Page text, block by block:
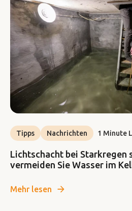
Tipps Nachrichten 1 Minute
Lichtschacht bei Starkregen
vermeiden Sie Wasser im
Mehr lesen